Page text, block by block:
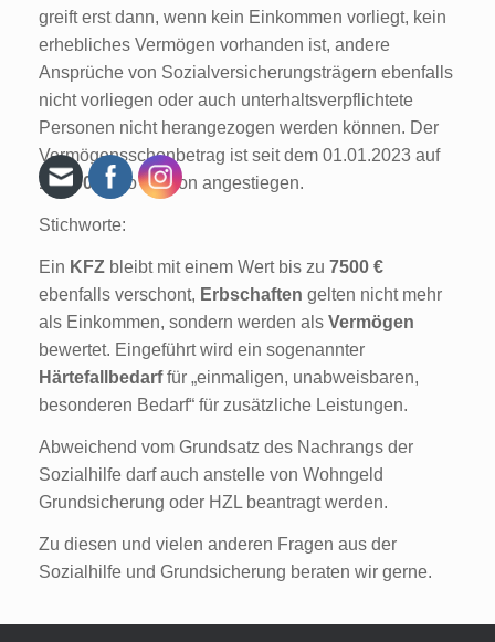
greift erst dann, wenn kein Einkommen vorliegt, kein
erhebliches Vermögen vorhanden ist, andere
Ansprüche von Sozialversicherungsträgern ebenfalls
nicht vorliegen oder auch unterhaltsverpflichtete
Personen nicht herangezogen werden können. Der
Vermögensschonbetrag ist seit dem 01.01.2023 auf
10.000 €pro Person angestiegen.
Stichworte:
Ein KFZ bleibt mit einem Wert bis zu 7500 €
ebenfalls verschont, Erbschaften gelten nicht mehr
als Einkommen, sondern werden als Vermögen
bewertet. Eingeführt wird ein sogenannter
Härtefallbedarffür „einmaligen, unabweisbaren,
besonderen Bedarf“ für zusätzliche Leistungen.
Abweichend vom Grundsatz des Nachrangs der
Sozialhilfe darf auch anstelle von Wohngeld
Grundsicherung oder HZL beantragt werden.
Zu diesen und vielen anderen Fragen aus der
Sozialhilfe und Grundsicherung beraten wir gerne.